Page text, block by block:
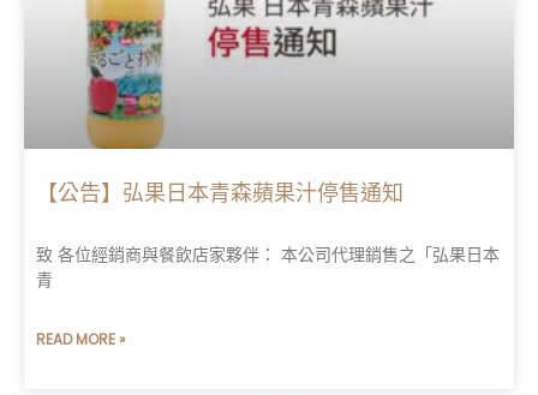
【公告】弘果日本青森蘋果汁停售通知
致 各位經銷商與餐飲店家夥伴： 本公司代理銷售之「弘果日本
青
READ MORE »